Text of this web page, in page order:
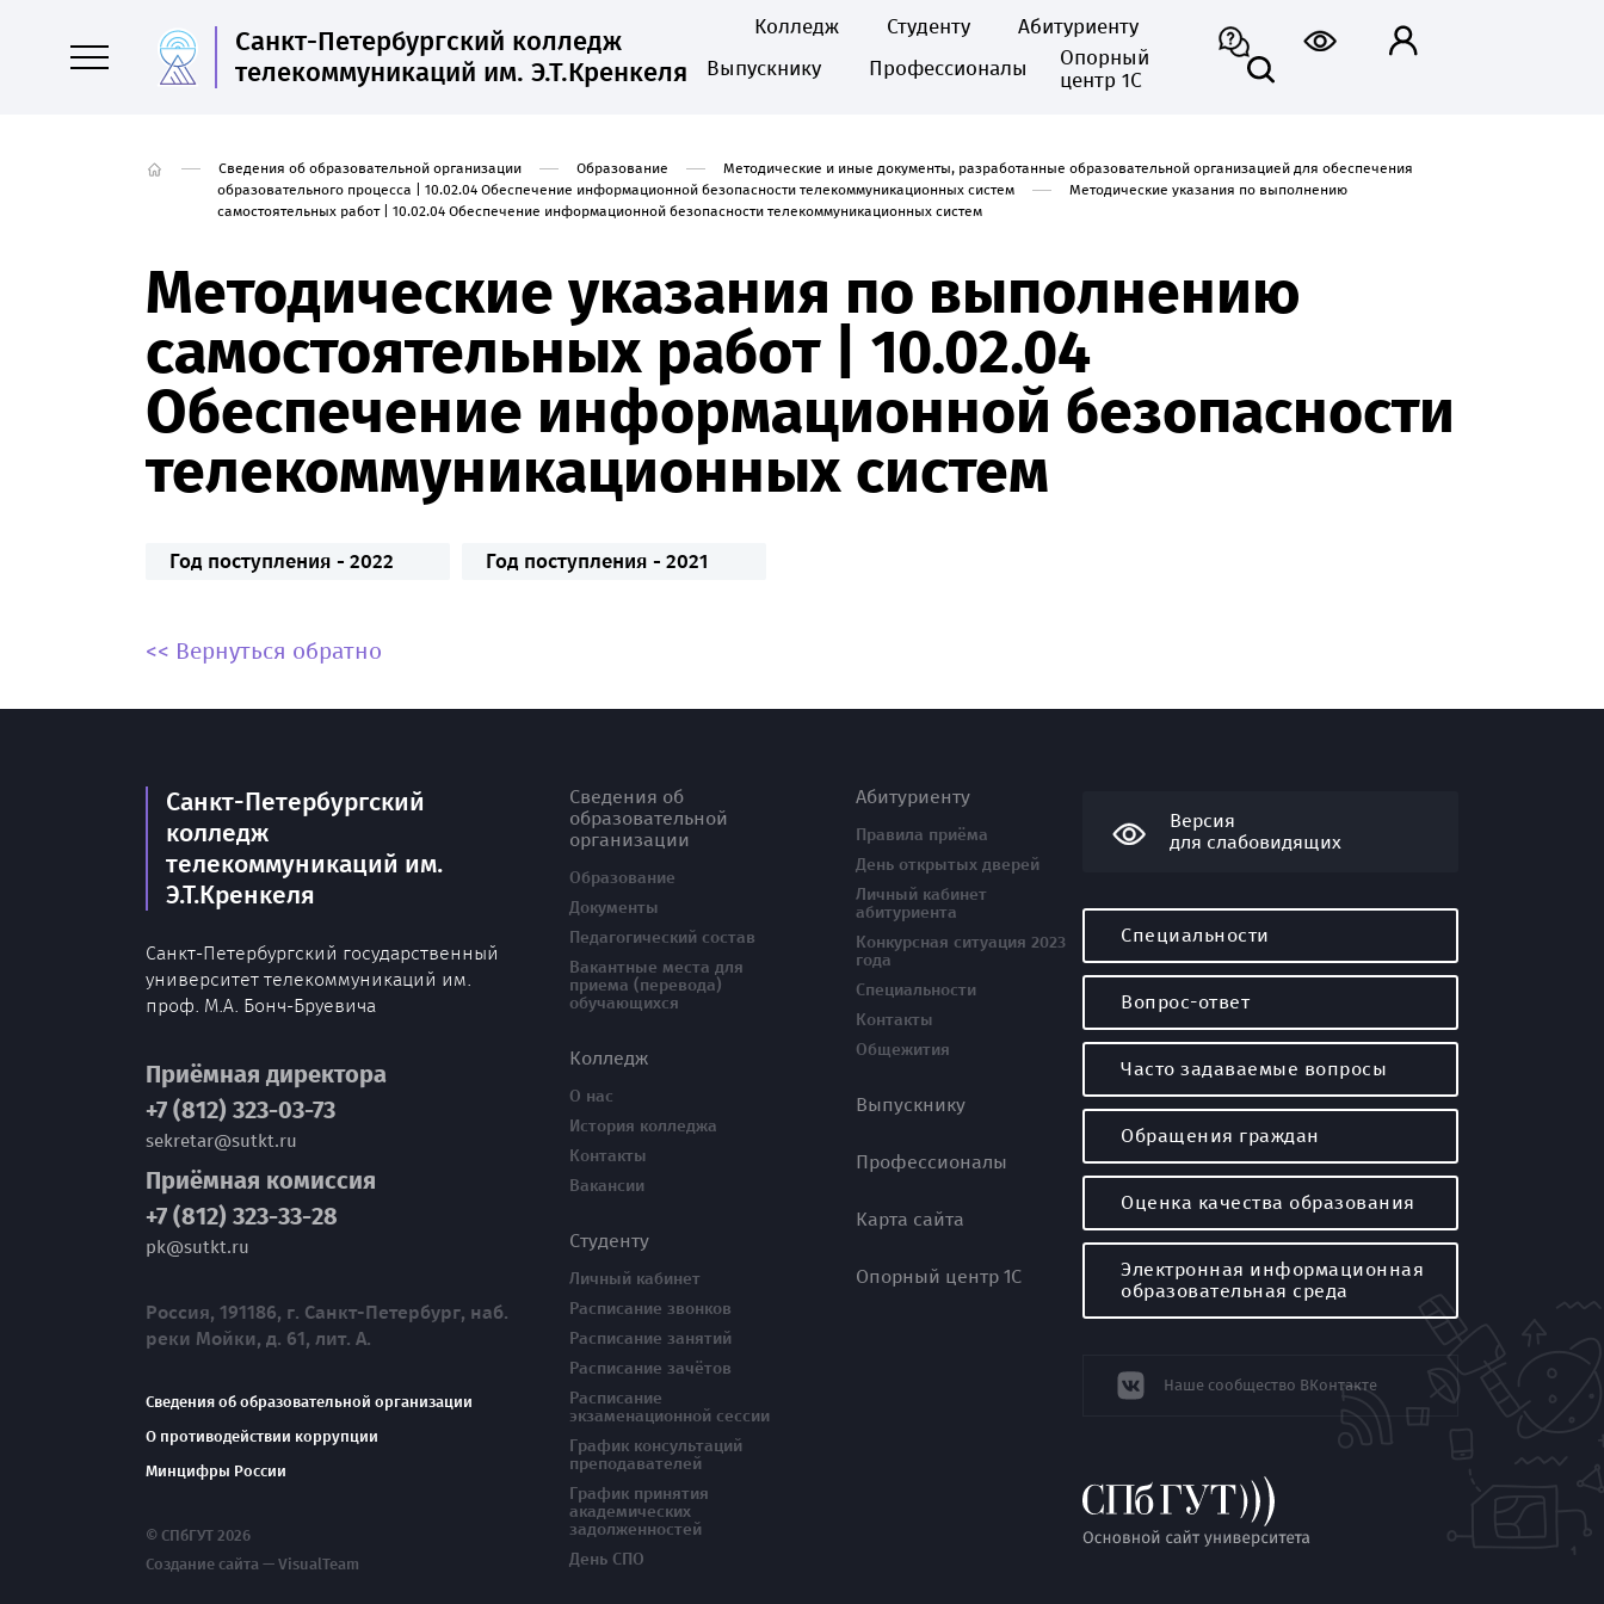
Санкт-Петербургский колледж
телекоммуникаций им. Э.Т.Кренкеля
Колледж Студенту
Абитуриенту
Выпускнику
Профессионалы
Опорный
центр 1С
Сведения об образовательной организации Образование
Методические и иные документы, разработанные образовательной организацией для обеспечения
образовательного процесса | 10.02.04 Обеспечение информационной безопасности телекоммуникационных систем
Методические указания по выполнению
самостоятельных работ | 10.02.04 Обеспечение информационной безопасности телекоммуникационных систем
Методические указания по выполнению
самостоятельных работ | 10.02.04
Обеспечение информационной безопасности
телекоммуникационных систем
Год поступления - 2022 Год поступления - 2021
<< Вернуться обратно
Санкт-Петербургский
колледж
телекоммуникаций им.
Э.Т.Кренкеля
Санкт-Петербургский государственный
университет телекоммуникаций им.
проф. М.А. Бонч-Бруевича
Приёмная директора
+7 (812) 323-03-73
sekretar@sutkt.ru
Приёмная комиссия
+7 (812) 323-33-28
pk@sutkt.ru
Россия, 191186, г. Санкт-Петербург, наб.
реки Мойки, д. 61, лит. А.
Сведения об образовательной организации
О противодействии коррупции
Минцифры России
© СПбГУТ 2026
Создание сайта — VisualTeam
Сведения об
образовательной
организации
Образование
Документы
Педагогический состав
Вакантные места для
приема (перевода)
обучающихся
Колледж
О нас
История колледжа
Контакты
Вакансии
Студенту
Личный кабинет
Расписание звонков
Расписание занятий
Расписание зачётов
Расписание
экзаменационной сессии
График консультаций
преподавателей
График принятия
академических
задолженностей
День СПО
Абитуриенту
Правила приёма
День открытых дверей
Личный кабинет
абитуриента
Конкурсная ситуация 2023
года
Специальности
Контакты
Общежития
Выпускнику
Профессионалы
Карта сайта
Опорный центр 1С
Версия
для слабовидящих
Специальности
Вопрос-ответ
Часто задаваемые вопросы
Обращения граждан
Оценка качества образования
Электронная информационная
образовательная среда
Наше сообщество ВКонтакте